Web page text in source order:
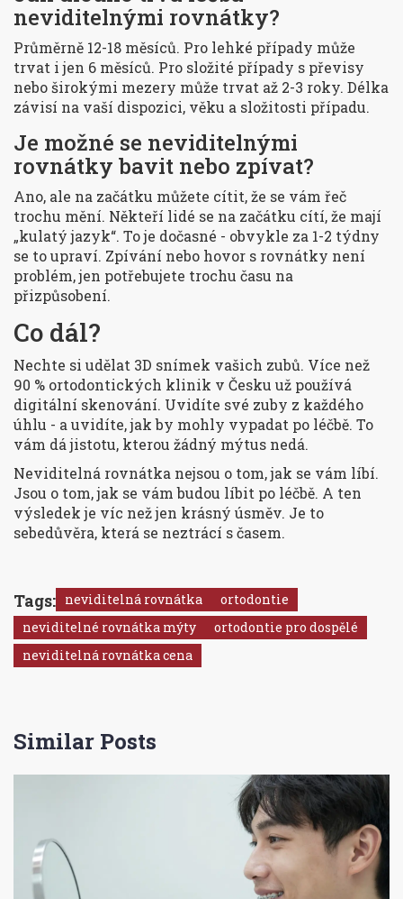
neviditelnými rovnátky?
Průměrně 12-18 měsíců. Pro lehké případy může
trvat i jen 6 měsíců. Pro složité případy s převisy
nebo širokými mezery může trvat až 2-3 roky. Délka
závisí na vaší dispozici, věku a složitosti případu.
Je možné se neviditelnými
rovnátky bavit nebo zpívat?
Ano, ale na začátku můžete cítit, že se vám řeč
trochu mění. Někteří lidé se na začátku cítí, že mají
„kulatý jazyk“. To je dočasné - obvykle za 1-2 týdny
se to upraví. Zpívání nebo hovor s rovnátky není
problém, jen potřebujete trochu času na
přizpůsobení.
Co dál?
Nechte si udělat 3D snímek vašich zubů. Více než
90 % ortodontických klinik v Česku už používá
digitální skenování. Uvidíte své zuby z každého
úhlu - a uvidíte, jak by mohly vypadat po léčbě. To
vám dá jistotu, kterou žádný mýtus nedá.
Neviditelná rovnátka nejsou o tom, jak se vám líbí.
Jsou o tom, jak se vám budou líbit po léčbě. A ten
výsledek je víc než jen krásný úsměv. Je to
sebedůvěra, která se neztrácí s časem.
Tags: neviditelná rovnátka
ortodontie
neviditelné rovnátka mýty
ortodontie pro dospělé
neviditelná rovnátka cena
Similar Posts